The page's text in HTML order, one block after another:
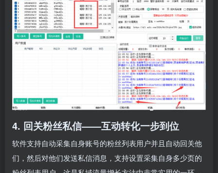
4. 回关粉丝私信——互动转化一步到位
软件支持自动采集自身账号的粉丝列表用户并且自动回关他
们，然后对他们发送私信消息，支持设置采集自身多少页的